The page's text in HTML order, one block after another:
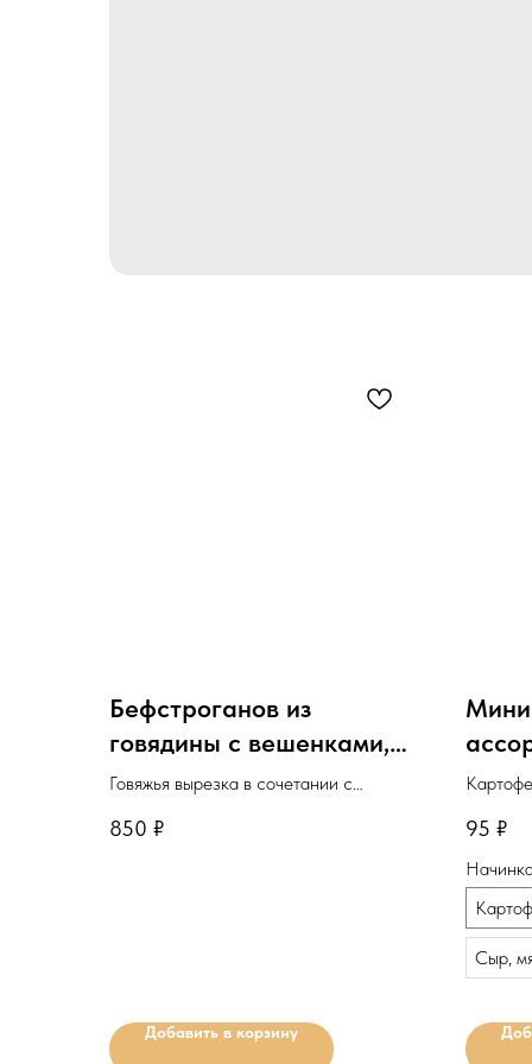
Бефстроганов из
говядины с вешенками,
картофелем пюре и
Говяжья вырезка в сочетании с
850 ₽
Добавить в корзину
заказа:
95 ₽
Сыр,